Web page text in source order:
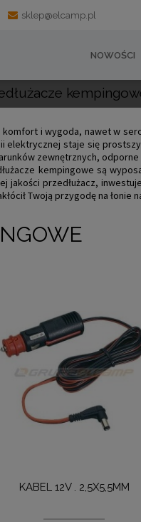
sklep@elcamp.pl
NOWOŚCI
i wygoda, nawet w
elektrycznej staje się
zewnętrznych,
kempingowe są
jakości przedłużacz,
Twoją przygodę na łonie
KABEL 12V . 2,5X5,5MM